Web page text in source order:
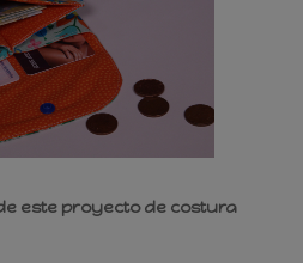
este proyecto de costura